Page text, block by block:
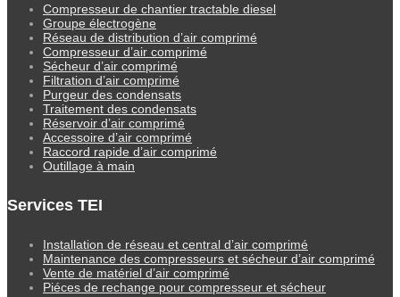
Compresseur de chantier tractable diesel
Groupe électrogène
Réseau de distribution d’air comprimé
Compresseur d’air comprimé
Sécheur d’air comprimé
Filtration d’air comprimé
Purgeur des condensats
Traitement des condensats
Réservoir d’air comprimé
Accessoire d’air comprimé
Raccord rapide d’air comprimé
Outillage à main
Services TEI
Installation de réseau et central d’air comprimé
Maintenance des compresseurs et sécheur d’air comprimé
Vente de matériel d’air comprimé
Piéces de rechange pour compresseur et sécheur